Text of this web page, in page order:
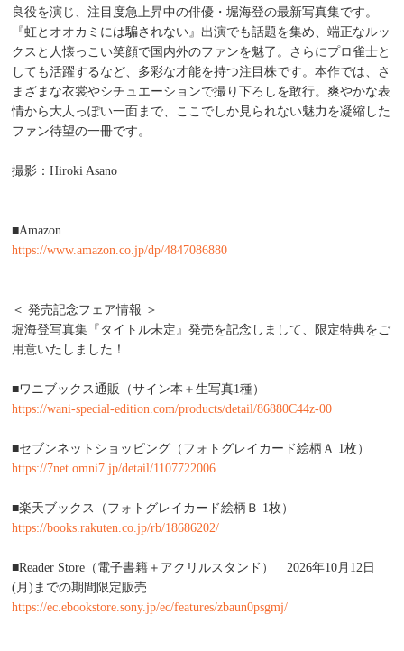
良役を演じ、注目度急上昇中の俳優・堀海登の最新写真集です。
『虹とオオカミには騙されない』出演でも話題を集め、端正なルッ
クスと人懐っこい笑顔で国内外のファンを魅了。さらにプロ雀士と
しても活躍するなど、多彩な才能を持つ注目株です。本作では、さ
まざまな衣裳やシチュエーションで撮り下ろしを敢行。爽やかな表
情から大人っぽい一面まで、ここでしか見られない魅力を凝縮した
ファン待望の一冊です。
撮影：Hiroki Asano
■Amazon
https://www.amazon.co.jp/dp/4847086880
＜ 発売記念フェア情報 ＞
堀海登写真集『タイトル未定』発売を記念しまして、限定特典をご
用意いたしました！
■ワニブックス通販（サイン本＋生写真1種）
https://wani-special-edition.com/products/detail/86880C44z-00
■セブンネットショッピング（フォトグレイカード絵柄Ａ 1枚）
https://7net.omni7.jp/detail/1107722006
■楽天ブックス（フォトグレイカード絵柄Ｂ 1枚）
https://books.rakuten.co.jp/rb/18686202/
■Reader Store（電子書籍＋アクリルスタンド） 2026年10月12日
(月)までの期間限定販売
https://ec.ebookstore.sony.jp/ec/features/zbaun0psgmj/